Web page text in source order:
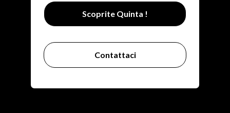
Scoprite Quinta !
Contattaci